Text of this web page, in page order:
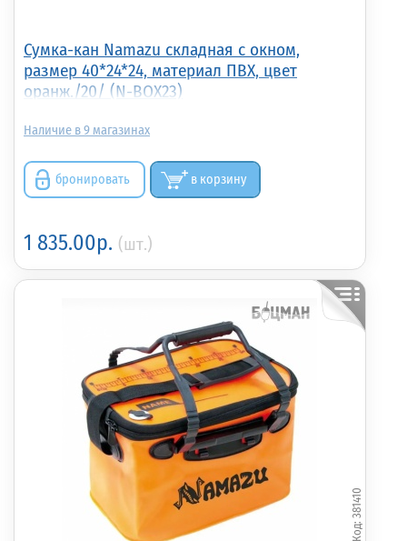
Сумка-кан Namazu складная с окном,
размер 40*24*24, материал ПВХ, цвет
оранж./20/ (N-BOX23)
9
бронировать в корзину
1 835.00р. (шт.)
381410